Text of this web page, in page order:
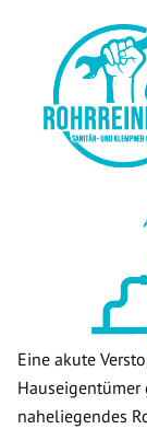
Eine akute
naheliegendes